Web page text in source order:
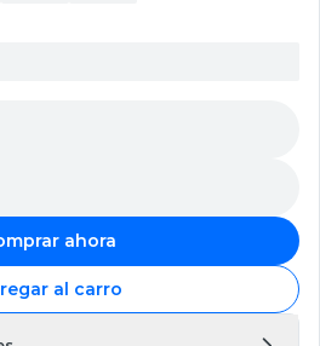
ahora
al carro